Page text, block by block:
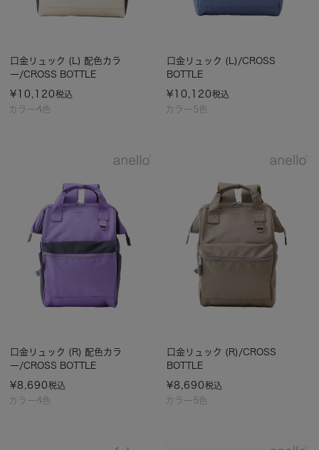
カラー4色
口金リュック (L) 配色カラ
ー/CROSS BOTTLE
¥ 10,120税込
カラー5色
口金リュック (L)/CROSS
BOTTLE
¥ 10,120税込
カラー4色
口金リュック (R) 配色カラ
ー/CROSS BOTTLE
¥8,690税込
カラー5色
口金リュック (R)/CROSS
BOTTLE
¥8,690税込